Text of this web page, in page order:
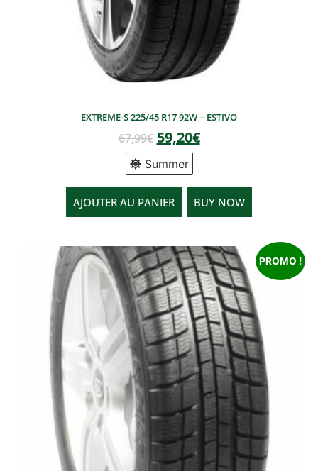
EXTREME-S 225/45 R17 92W – ESTIVO
67,99€ 59,20€
Summer
AJOUTER AU PANIER BUY NOW
PROMO !